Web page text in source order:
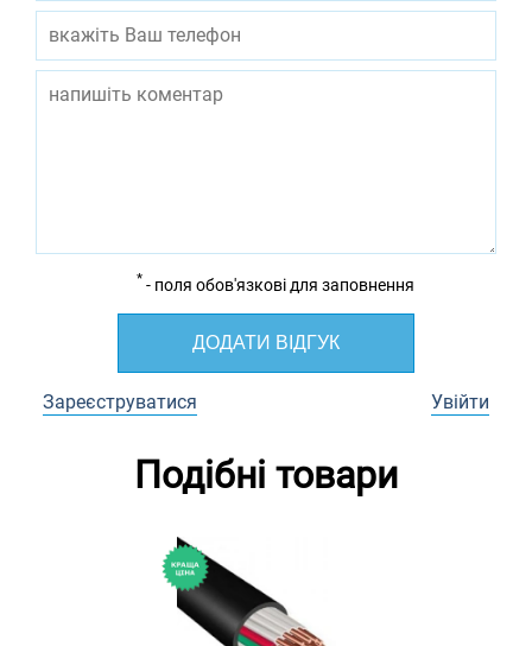
* - поля обов'язкові для заповнення
ДОДАТИ ВІДГУК
Зареєструватися Увійти
Подібні товари